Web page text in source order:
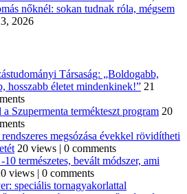
nőknél: sokan tudnak róla, mégsem
2026
Társaság: „Boldogabb,
hosszabb életet mindenkinek!” 21
Szupermenta termékteszt program 20
megsózása évekkel rövidítheti
20 views | 0 comments
10 természetes, bevált módszer, ami
views | 0 comments
speciális tornagyakorlattal